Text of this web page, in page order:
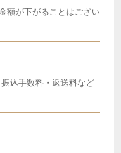
額が下がることはござい
込手数料・返送料など